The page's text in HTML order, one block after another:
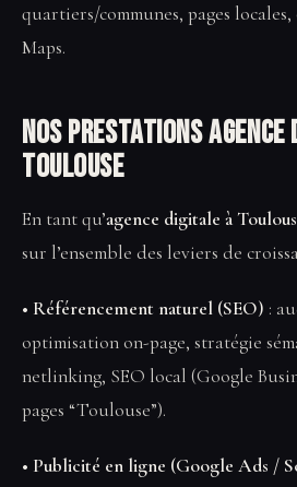
quartiers/communes, pages
Maps.
Nos prestations
Toulouse
En tant qu’agence digitale à
sur l’ensemble des leviers de
• Référencement naturel (SEO) :
optimisation on-page, stratégie
netlinking, SEO local (Google
pages “Toulouse”).
• Publicité en ligne (Google Ads /